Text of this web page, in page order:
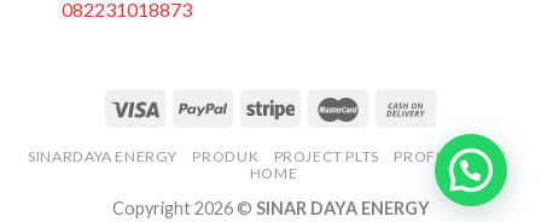
082231018873
SINARDAYA ENERGY PRODUK PROJECT PLTS PROFIL
BLOG
HOME
Copyright 2026 © SINAR DAYA ENERGY